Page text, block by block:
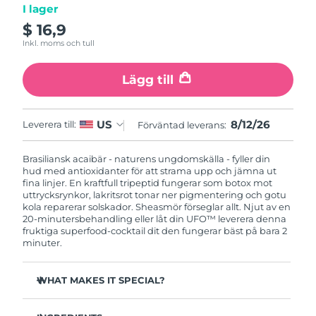
I lager
$ 16,9
Inkl. moms och tull
Lägg till
Leverera till: US Förväntad leverans: 8/12/26
Brasiliansk acaibär - naturens ungdomskälla - fyller din
hud med antioxidanter för att strama upp och jämna ut
fina linjer. En kraftfull tripeptid fungerar som botox mot
uttrycksrynkor, lakritsrot tonar ner pigmentering och gotu
kola reparerar solskador. Sheasmör förseglar allt. Njut av en
20-minutersbehandling eller låt din UFO™ leverera denna
fruktiga superfood-cocktail dit den fungerar bäst på bara 2
minuter.
WHAT MAKES IT SPECIAL?
Macao SAR
Malaysia Förväntad leverans8/13/26
Malta Förväntad leverans8/10/26
Mexiko Förväntad leverans8/14/26
Monaco Förväntad leverans8/11/26
Nederländerna Förväntad leverans8/10/26
Nya Zeeland Förväntad leverans 8/10/26
Norge Förväntad leverans8/10/26
Oman Förväntad leverans8/13/26